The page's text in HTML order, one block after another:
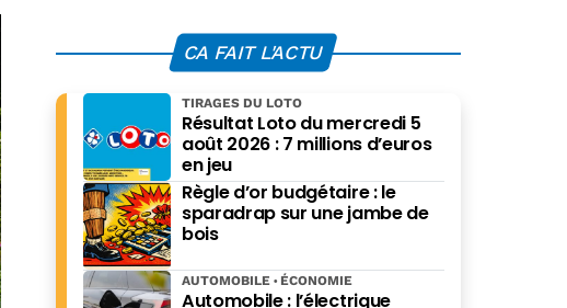
CA FAIT L'ACTU
Résultat Loto du mercredi 5
août 2026 : 7 millions d’euros
en jeu
TIRAGES DU LOTO
Règle d’or budgétaire : le
sparadrap sur une jambe de
bois
Automobile : l’électrique
AUTOMOBILE ÉCONOMIE